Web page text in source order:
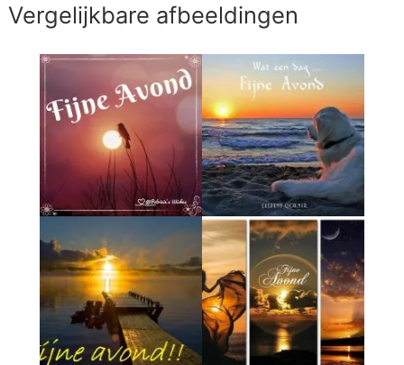
Vergelijkbare afbeeldingen